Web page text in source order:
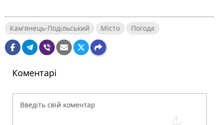
Кам'янець-Подільський Місто Погода
Коментарі